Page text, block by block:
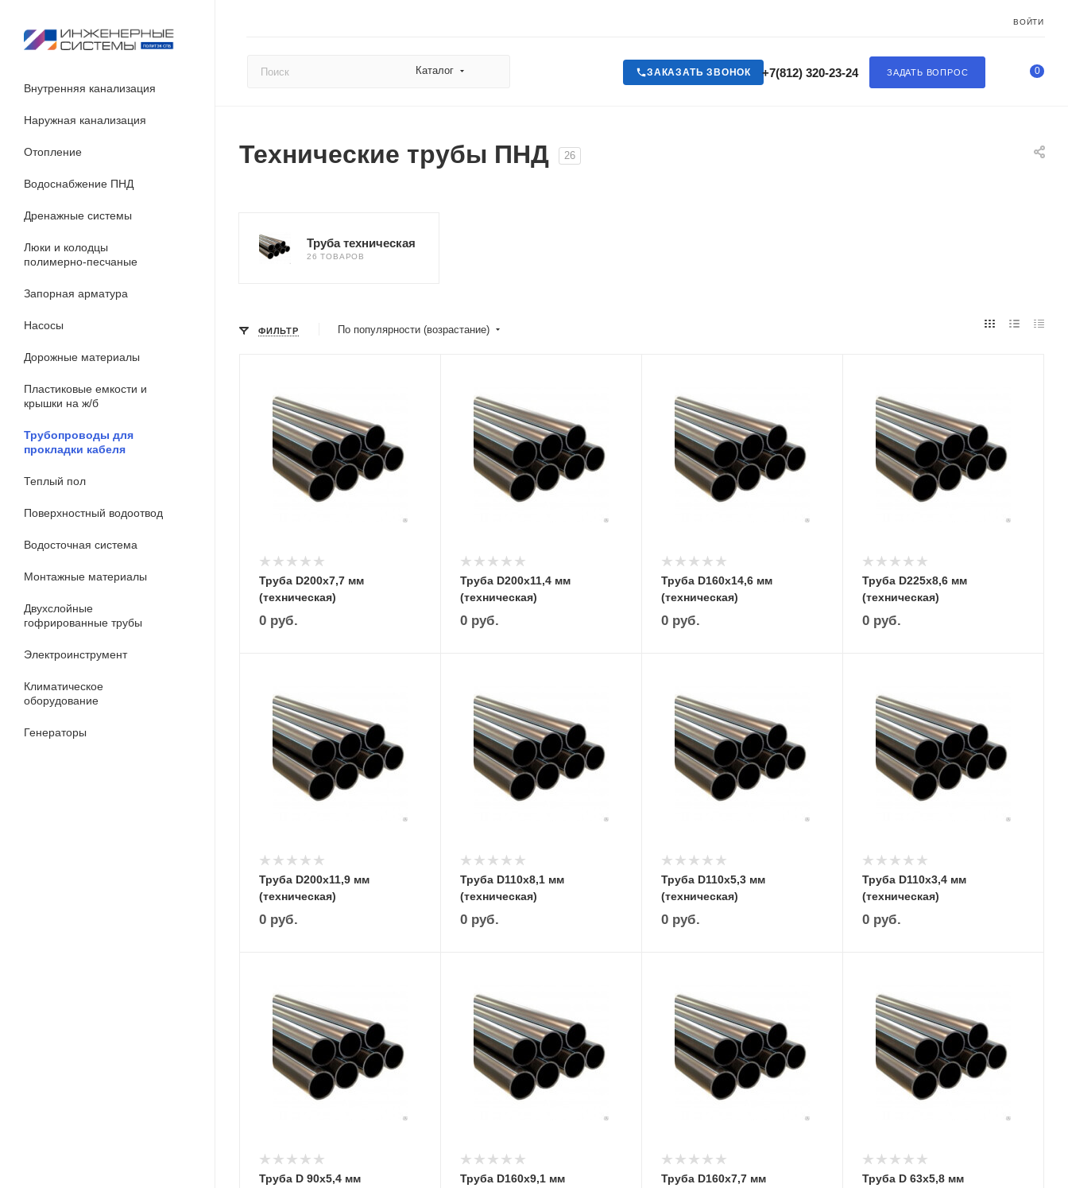
ВОЙТИ
Каталог ЗАДАТЬ ВОПРОС
+7(812) 320-23-24
ЗАКАЗАТЬ ЗВОНОК 0
Внутренняя канализация
Наружная канализация
Отопление
Водоснабжение ПНД
Дренажные системы
Люки и колодцы
полимерно-песчаные
Запорная арматура
Насосы
Дорожные материалы
Пластиковые емкости и
крышки на ж/б
Трубопроводы для
прокладки кабеля
Теплый пол
Поверхностный водоотвод
Водосточная система
Монтажные материалы
Двухслойные
гофрированные трубы
Электроинструмент
Климатическое
оборудование
Генераторы
Технические трубы ПНД 26
Труба техническая
26 ТОВАРОВ
ФИЛЬТР По популярности (возрастание)
Труба D200х7,7 мм
(техническая)
0 руб.
Труба D200х11,4 мм
(техническая)
0 руб.
Труба D160х14,6 мм
(техническая)
0 руб.
Труба D225х8,6 мм
(техническая)
0 руб.
Труба D200х11,9 мм
(техническая)
0 руб.
Труба D110х8,1 мм
(техническая)
0 руб.
Труба D110х5,3 мм
(техническая)
0 руб.
Труба D110х3,4 мм
(техническая)
0 руб.
Труба D 90х5,4 мм
Труба D160х9,1 мм
Труба D160х7,7 мм
Труба D 63х5,8 мм